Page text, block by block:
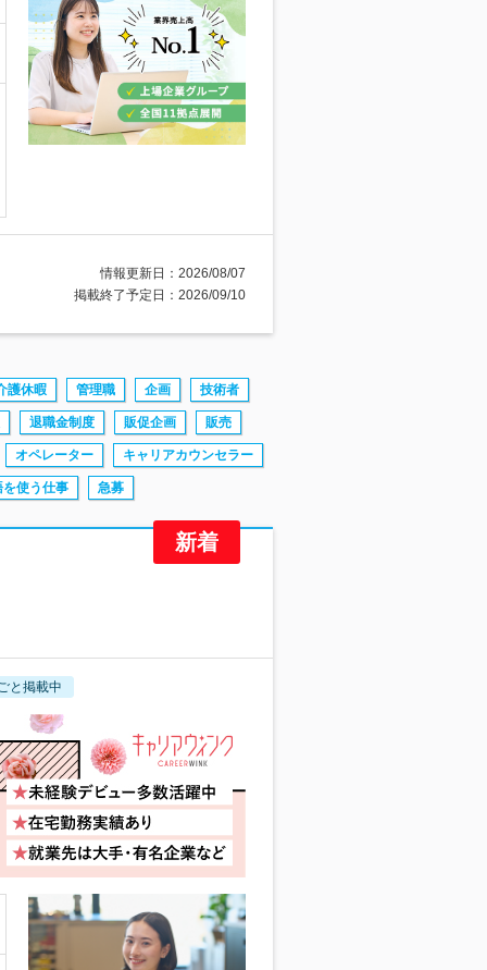
情報更新日：2026/08/07
掲載終了予定日：2026/09/10
護休暇 管理職 企画 技術者
退職金制度 販促企画 販売
オペレーター キャリアカウンセラー
を使う仕事 急募
と掲載中